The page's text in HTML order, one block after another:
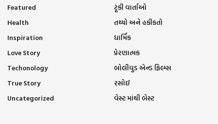
Featured
Health
Inspiration
Love Story
Techonology
True Story
Uncategorized
ટૂંકી વાર્તાઓ
તથ્યો અને હકીકતો
ધાર્મિક
પ્રેરણાત્મક
બોલીવુડ એન્ડ ફિલ્મ્સ
રસોઈ
વેસ્ટ માંથી બેસ્ટ